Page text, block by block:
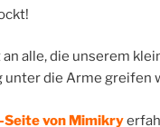
an alle, die unserem
unter die Arme greifen
von Mimikry